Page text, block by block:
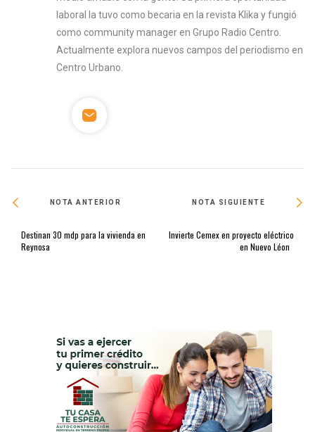
laboral la tuvo como becaria en la revista Klika y fungió
como community manager en Grupo Radio Centro.
Actualmente explora nuevos campos del periodismo en
Centro Urbano.
NOTA ANTERIOR
Destinan 30 mdp para la vivienda en
Reynosa
NOTA SIGUIENTE
Invierte Cemex en proyecto eléctrico
en Nuevo Léon